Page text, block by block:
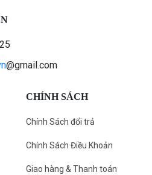
@gmail.com
CHÍNH SÁCH
Chính Sách đổi trả
Chính Sách Điều Khoản
Giao hàng & Thanh toán